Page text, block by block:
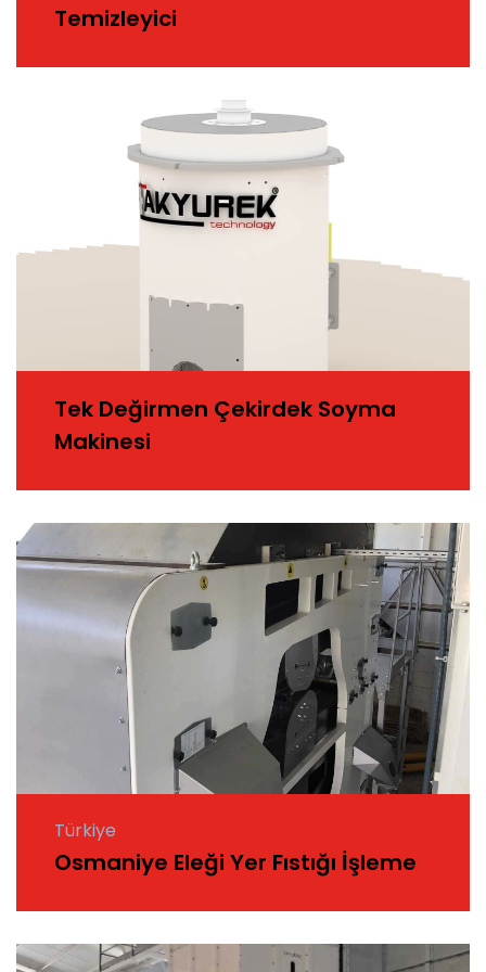
Temizleyici
Tek Değirmen Çekirdek Soyma
Makinesi
Türkiye
Osmaniye Eleği Yer Fıstığı İşleme